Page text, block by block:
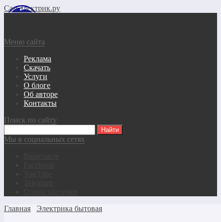
СамЭлектрик.ру
Меню сайта
Реклама
Скачать
Услуги
О блоге
Об авторе
Контакты
Поиск по сайту
Мы в социальных сетях
Главная
Электрика бытовая